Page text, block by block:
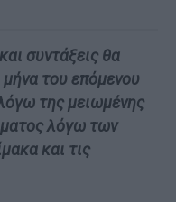
συντάξεις θα
του επόμενου
της μειωμένης
λόγω των
και τις